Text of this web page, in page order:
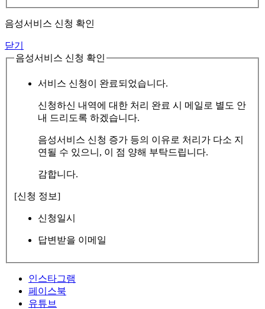
음성서비스 신청 확인
닫기
음성서비스 신청 확인
서비스 신청이 완료되었습니다.
신청하신 내역에 대한 처리 완료 시 메일로 별도 안
내 드리도록 하겠습니다.
음성서비스 신청 증가 등의 이유로 처리가 다소 지
연될 수 있으니, 이 점 양해 부탁드립니다.
감합니다.
[신청 정보]
신청일시
답변받을 이메일
인스타그램
페이스북
유튜브